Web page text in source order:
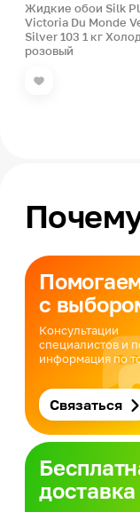
Жидкие обои Silk
Victoria Du Monde
Silver 103 1 кг
розовый
с
Консультации
специалистов и
информация по
Связаться
доставка